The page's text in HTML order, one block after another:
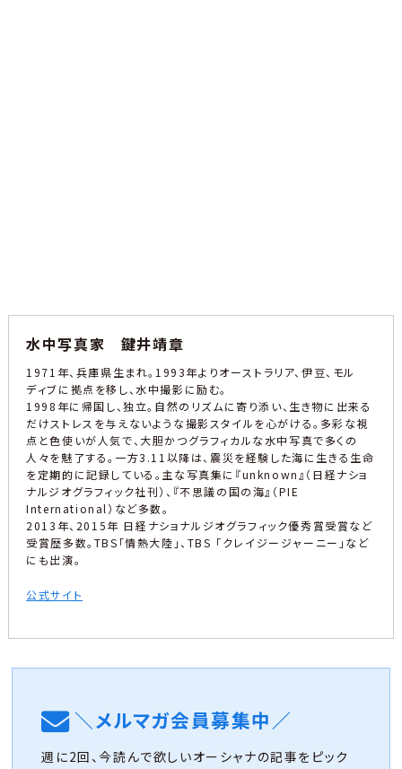
水中写真家 鍵井靖章
1971年、兵庫県生まれ。1993年よりオーストラリア、伊豆、モル
ディブに拠点を移し、水中撮影に励む。
1998年に帰国し、独立。自然のリズムに寄り添い、生き物に出来る
だけストレスを与えないような撮影スタイルを心がける。多彩な視
点と色使いが人気で、大胆かつグラフィカルな水中写真で多くの
人々を魅了する。一方3.11以降は、震災を経験した海に生きる生命
を定期的に記録している。主な写真集に『unknown』（日経ナショ
ナルジオグラフィック社刊）、『不思議の国の海』（PIE
International）など多数。
2013年、2015年 日経ナショナルジオグラフィック優秀賞受賞など
受賞歴多数。TBS「情熱大陸」、TBS 「クレイジージャーニー」など
にも出演。
公式サイト
＼メルマガ会員募集中／
週に2回、今読んで欲しいオーシャナの記事をピック